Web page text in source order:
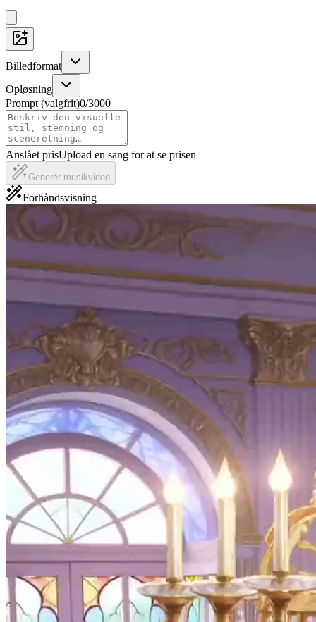
Billedformat
Opløsning
Prompt (valgfrit)0/3000
Anslået prisUpload en sang for at se prisen
Generér musikvideo
Forhåndsvisning